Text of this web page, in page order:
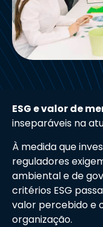
ESG e valor de
inseparáveis na
À medida que
reguladores
ambiental e de
critérios ESG
valor percebido e
organização.